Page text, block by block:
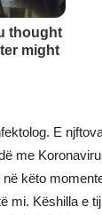
E
me
këto
mi. Këshilla e